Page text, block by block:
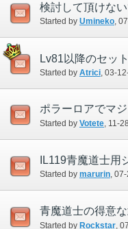
検討して頂けな
Started by Umineko‎,
Lv81以降のセッ
Started by Atrici ‎, 03-
ポラーロアでマ
Started by Votete‎, 11-
IL119青魔道士用
Started by marurin‎,
Started by Rockstar ‎,